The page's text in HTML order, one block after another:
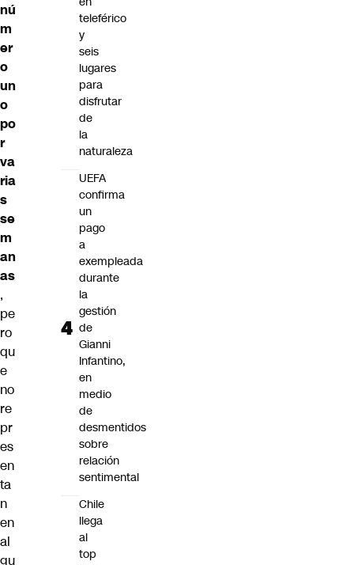
nú
m
er
o
un
o
po
r
va
ria
s
se
m
an
as
,
pe
ro
qu
e
no
re
pr
es
en
ta
n
en
al
gu
teleférico
y
seis
lugares
para
disfrutar
de
la
naturaleza
UEFA
confirma
un
pago
a
exempleada
durante
la
gestión
de
Gianni
Infantino,
en
medio
de
desmentidos
sobre
relación
sentimental
Chile
llega
al
top